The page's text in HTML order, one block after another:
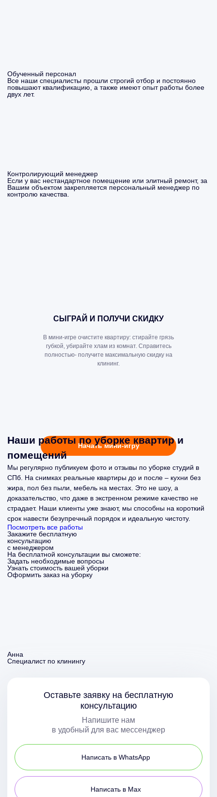
Обученный персонал
Все наши специалисты прошли строгий отбор и постоянно
повышают квалификацию, а также имеют опыт работы более
двух лет.
Контролирующий менеджер
Если у вас нестандартное помещение или элитный ремонт, за
Вашим объектом закрепляется персональный менеджер по
контролю качества.
СЫГРАЙ И ПОЛУЧИ СКИДКУ
В мини-игре очистите квартиру: стирайте грязь
губкой, убирайте хлам из комнат. Справитесь
полностью- получите максимальную скидку на
клининг.
Начать мини-игру
Наши работы по уборке квартир и
помещений
Мы регулярно публикуем фото и отзывы по уборке студий в
СПб. На снимках реальные квартиры до и после – кухни без
жира, пол без пыли, мебель на местах. Это не шоу, а
доказательство, что даже в экстренном режиме качество не
страдает. Наши клиенты уже знают, мы способны на короткий
срок навести безупречный порядок и идеальную чистоту.
Посмотреть все работы
Закажите бесплатную
консультацию
с менеджером
На бесплатной консультации вы сможете:
Задать необходимые вопросы
Узнать стоимость вашей уборки
Оформить заказ на уборку
Анна
Специалист по клинингу
Оставьте заявку на бесплатную
консультацию
Напишите нам
в удобный для вас мессенджер
Написать в WhatsApp
Написать в Max